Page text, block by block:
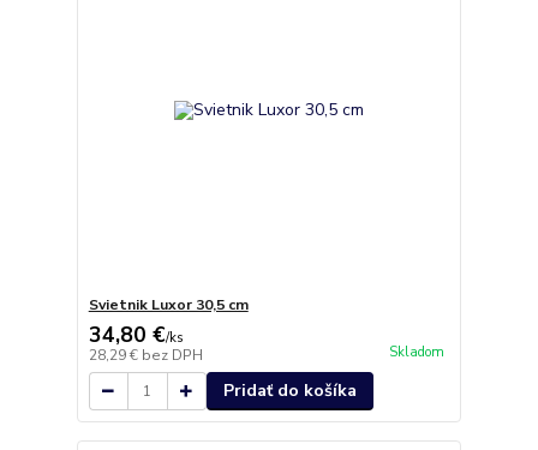
Svietnik Luxor 30,5 cm
34,80 €/ks
28,29 € bez DPH Skladom
Pridať do košíka